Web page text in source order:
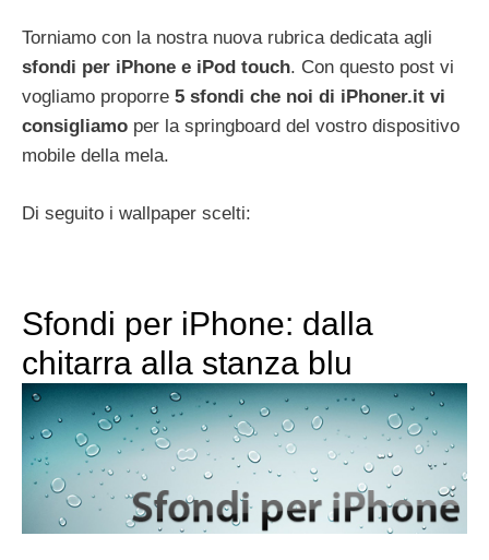
Torniamo con la nostra nuova rubrica dedicata agli
sfondi per iPhone e iPod touch. Con questo post vi
vogliamo proporre 5 sfondi che noi di iPhoner.it vi
consigliamo per la springboard del vostro dispositivo
mobile della mela.
Di seguito i wallpaper scelti:
Sfondi per iPhone: dalla
chitarra alla stanza blu